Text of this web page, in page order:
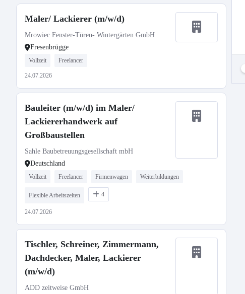
Maler/ Lackierer (m/w/d)
Mrowiec Fenster-Türen- Wintergärten GmbH
Fresenbrügge
Vollzeit Freelancer
24.07.2026
Bauleiter (m/w/d) im Maler/
Lackiererhandwerk auf
Großbaustellen
Sahle Baubetreuungsgesellschaft mbH
Deutschland
Vollzeit Freelancer Firmenwagen Weiterbildungen
Flexible Arbeitszeiten 4
24.07.2026
Tischler, Schreiner, Zimmermann,
Dachdecker, Maler, Lackierer
(m/w/d)
ADD zeitweise GmbH